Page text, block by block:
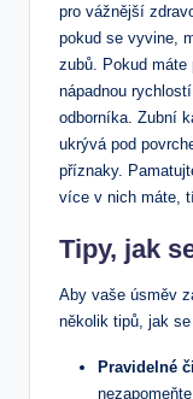
pro vážnější
pokud se vyvine,
zubů. Pokud
nápadnou
odborníka. Zubní
ukrývá pod
příznaky.
více v nich máte,
Tipy, jak
Aby vaše úsměv
několik tipů, jak
Pravidelné